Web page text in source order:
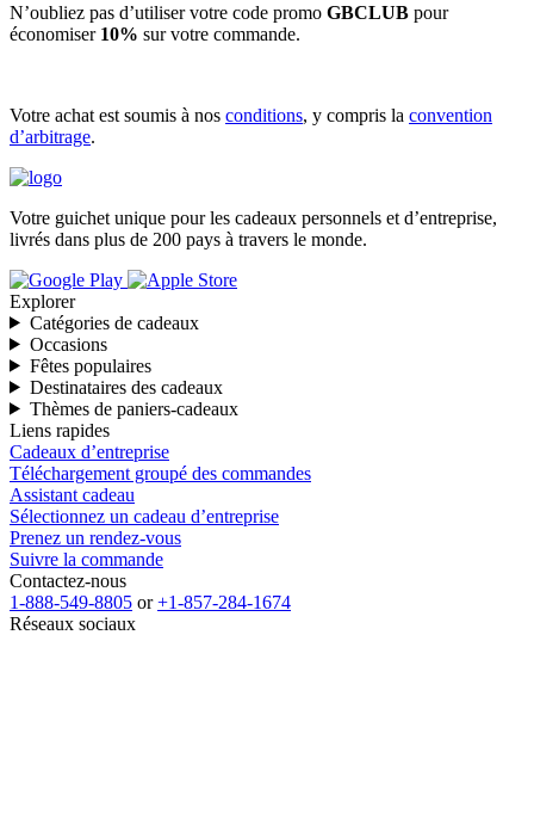
N’oubliez pas d’utiliser votre code promo GBCLUB pour
économiser 10% sur votre commande.
Votre achat est soumis à nos conditions, y compris la convention
d’arbitrage.
Votre guichet unique pour les cadeaux personnels et d’entreprise,
livrés dans plus de 200 pays à travers le monde.
Explorer
Catégories de cadeaux
Occasions
Fêtes populaires
Destinataires des cadeaux
Thèmes de paniers-cadeaux
Liens rapides
Cadeaux d’entreprise
Téléchargement groupé des commandes
Assistant cadeau
Sélectionnez un cadeau d’entreprise
Prenez un rendez-vous
Suivre la commande
Contactez-nous
1-888-549-8805 or+1-857-284-1674
Réseaux sociaux